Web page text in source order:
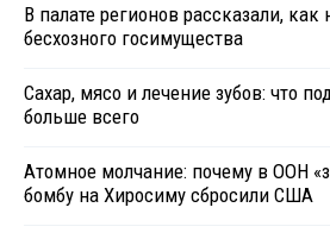
В палате регионов рассказали, как
бесхозного госимущества
Сахар, мясо и лечение зубов: что
больше всего
Атомное молчание: почему в ООН
бомбу на Хиросиму сбросили США